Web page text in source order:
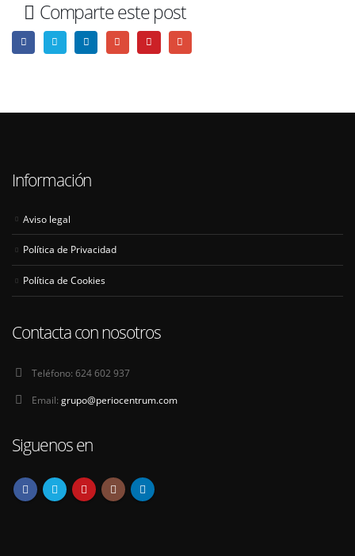
Comparte este post
Información
Aviso legal
Política de Privacidad
Política de Cookies
Contacta con nosotros
Teléfono: 624 602 937
Email: grupo@periocentrum.com
Siguenos en